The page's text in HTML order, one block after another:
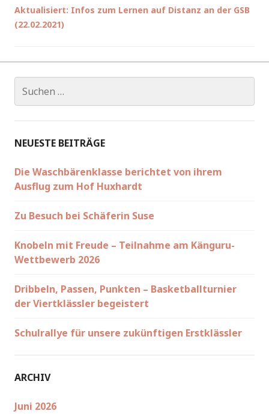
Aktualisiert: Infos zum Lernen auf Distanz an der GSB
(22.02.2021)
nach:
NEUESTE BEITRÄGE
Die Waschbärenklasse berichtet von ihrem
Ausflug zum Hof Huxhardt
Zu Besuch bei Schäferin Suse
Knobeln mit Freude – Teilnahme am Känguru-
Wettbewerb 2026
Dribbeln, Passen, Punkten – Basketballturnier
der Viertklässler begeistert
Schulrallye für unsere zukünftigen Erstklässler
ARCHIV
Juni 2026